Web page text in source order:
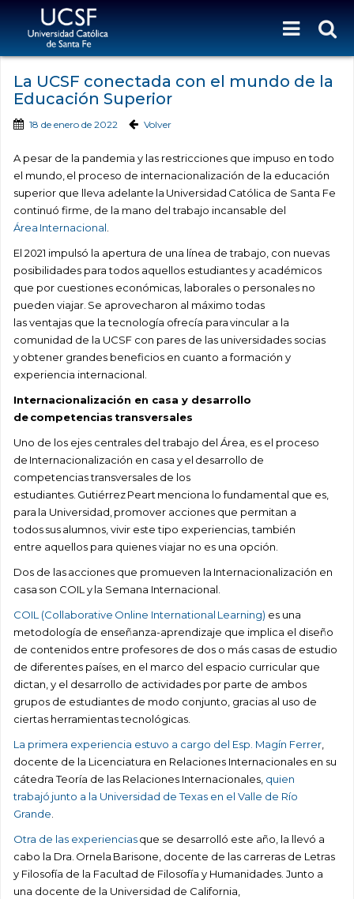
La UCSF conectada con el mundo de la
Educación Superior
18 de enero de 2022 Volver
A pesar de la pandemia y las restricciones que impuso en todo
el mundo, el proceso de internacionalización de la educación
superior que lleva adelante la Universidad Católica de Santa Fe
continuó firme, de la mano del trabajo incansable del
Área Internacional
El 2021 impulsó la apertura de una línea de trabajo, con nuevas
posibilidades para todos aquellos estudiantes y académicos
que por cuestiones económicas, laborales o personales no
pueden viajar. Se aprovecharon al máximo todas
las ventajas que la tecnología ofrecía para vincular a la
comunidad de la UCSF con pares de las universidades socias
y obtener grandes beneficios en cuanto a formación y
experiencia internacional.
Internacionalización en casa y desarrollo
de competencias transversales
Uno de los ejes centrales del trabajo del Área, es el proceso
de Internacionalización en casa y el desarrollo de
competencias transversales de los
estudiantes. Gutiérrez Peart menciona lo fundamental que es,
para la Universidad, promover acciones que permitan a
todos sus alumnos, vivir este tipo experiencias, también
entre aquellos para quienes viajar no es una opción.
Dos de las acciones que promueven la Internacionalización en
casa son COIL y la Semana Internacional.
COIL (Collaborative Online International Learning) es una
metodología de enseñanza-aprendizaje que implica el diseño
de contenidos entre profesores de dos o más casas de estudio
de diferentes países, en el marco del espacio curricular que
dictan, y el desarrollo de actividades por parte de ambos
grupos de estudiantes de modo conjunto, gracias al uso de
ciertas herramientas tecnológicas.
La primera experiencia estuvo a cargo del Esp. Magín Ferrer
docente de la Licenciatura en Relaciones Internacionales en su
cátedra Teoría de las Relaciones Internacionales, quien
trabajó junto a la Universidad de Texas en el Valle de Río
Grande
Otra de las experienciasque se desarrolló este año, la llevó a
cabo la Dra. Ornela Barisone, docente de las carreras de Letras
y Filosofía de la Facultad de Filosofía y Humanidades. Junto a
una docente de la Universidad de California,